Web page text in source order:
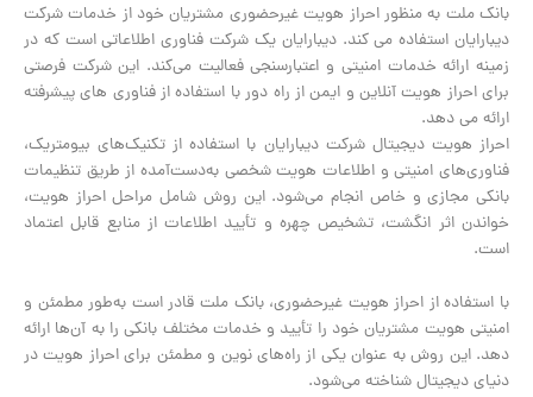
بانک ملت به منظور احراز هویت غیرحضوری مشتریان خود از خدمات شرکت
دیبارایان استفاده می کند. دیبارایان یک شرکت فناوری اطلاعاتی است که در
زمینه ارائه خدمات امنیتی و اعتبارسنجی فعالیت می‌کند. این شرکت فرصتی
برای احراز هویت آنلاین و ایمن از راه دور با استفاده از فناوری های پیشرفته
ارائه می دهد.
احراز هویت دیجیتال شرکت دیبارایان با استفاده از تکنیک‌های بیومتریک،
فناوری‌های امنیتی و اطلاعات هویت شخصی به‌دست‌آمده از طریق تنظیمات
بانکی مجازی و خاص انجام می‌شود. این روش شامل مراحل احراز هویت،
خواندن اثر انگشت، تشخیص چهره و تأیید اطلاعات از منابع قابل اعتماد
است.
با استفاده از احراز هویت غیرحضوری، بانک ملت قادر است به‌طور مطمئن و
امنیتی هویت مشتریان خود را تأیید و خدمات مختلف بانکی را به آن‌ها ارائه
دهد. این روش به عنوان یکی از راه‌های نوین و مطمئن برای احراز هویت در
دنیای دیجیتال شناخته می‌شود.